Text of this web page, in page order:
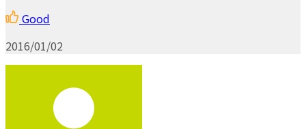
Good
2016/01/02